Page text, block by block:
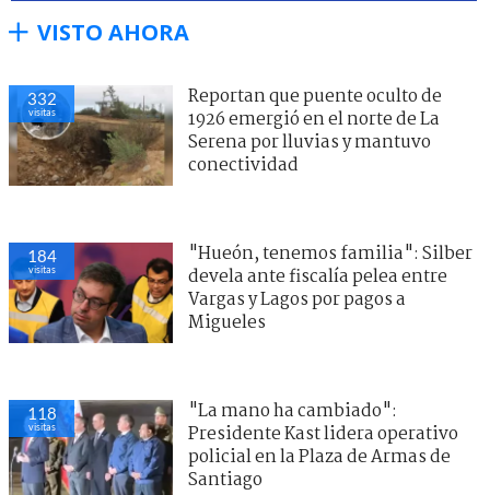
VISTO AHORA
332
visitas
Reportan que puente oculto de
1926 emergió en el norte de La
Serena por lluvias y mantuvo
conectividad
184
visitas
"Hueón, tenemos familia": Silber
devela ante fiscalía pelea entre
Vargas y Lagos por pagos a
Migueles
118
visitas
"La mano ha cambiado":
Presidente Kast lidera operativo
policial en la Plaza de Armas de
Santiago